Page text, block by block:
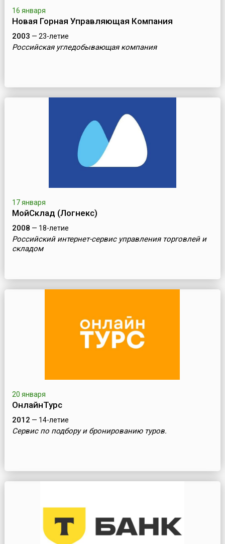
16 января
Новая Горная Управляющая Компания
2003 — 23-летие
Российская угледобывающая компания
17 января
МойСклад (Логнекс)
2008 — 18-летие
Российский интернет-сервис управления торговлей и
складом
20 января
ОнлайнТурс
2012 — 14-летие
Сервис по подбору и бронированию туров.